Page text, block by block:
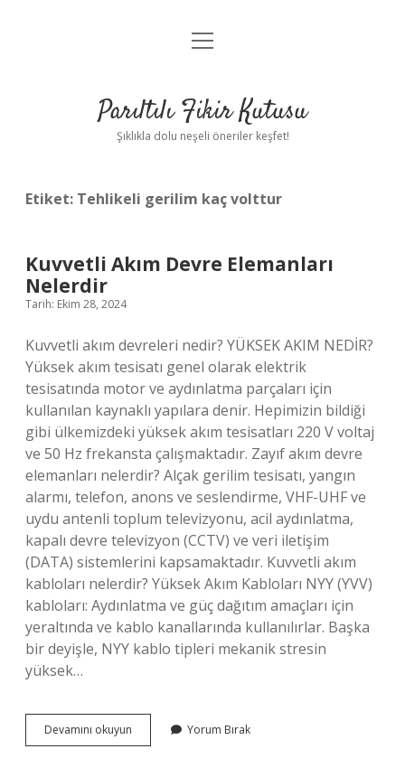
Anasayfa
Yasal Uyarı
menüyü
Parıltılı Fikir Kutusu
Şıklıkla dolu neşeli öneriler keşfet!
Etiket: Tehlikeli gerilim kaç volttur
Kuvvetli Akım Devre Elemanları
Nelerdir
Tarih: Ekim 28, 2024
Kuvvetli akım devreleri nedir? YÜKSEK AKIM NEDİR?
Yüksek akım tesisatı genel olarak elektrik
tesisatında motor ve aydınlatma parçaları için
kullanılan kaynaklı yapılara denir. Hepimizin bildiği
gibi ülkemizdeki yüksek akım tesisatları 220 V voltaj
ve 50 Hz frekansta çalışmaktadır. Zayıf akım devre
elemanları nelerdir? Alçak gerilim tesisatı, yangın
alarmı, telefon, anons ve seslendirme, VHF-UHF ve
uydu antenli toplum televizyonu, acil aydınlatma,
kapalı devre televizyon (CCTV) ve veri iletişim
(DATA) sistemlerini kapsamaktadır. Kuvvetli akım
kabloları nelerdir? Yüksek Akım Kabloları NYY (YVV)
kabloları: Aydınlatma ve güç dağıtım amaçları için
yeraltında ve kablo kanallarında kullanılırlar. Başka
bir deyişle, NYY kablo tipleri mekanik stresin
yüksek…
Devamını okuyun
Akım
Yorum Bırak